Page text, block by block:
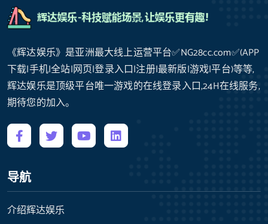
《辉达娱乐》是亚洲最大线上运营平台✅NG28cc.com✅(APP
下载|手机|全站|网页|登录入口|注册|最新版|游戏|平台)等等,
辉达娱乐是顶级平台唯一游戏的在线登录入口,24H在线服务,
期待您的加入。
导航
介绍辉达娱乐